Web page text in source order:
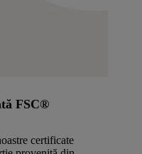
FSC®
certificate